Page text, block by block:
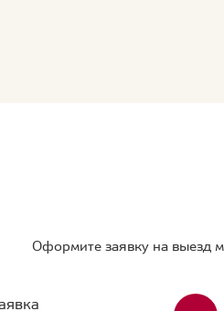
Оформите заявку на выезд